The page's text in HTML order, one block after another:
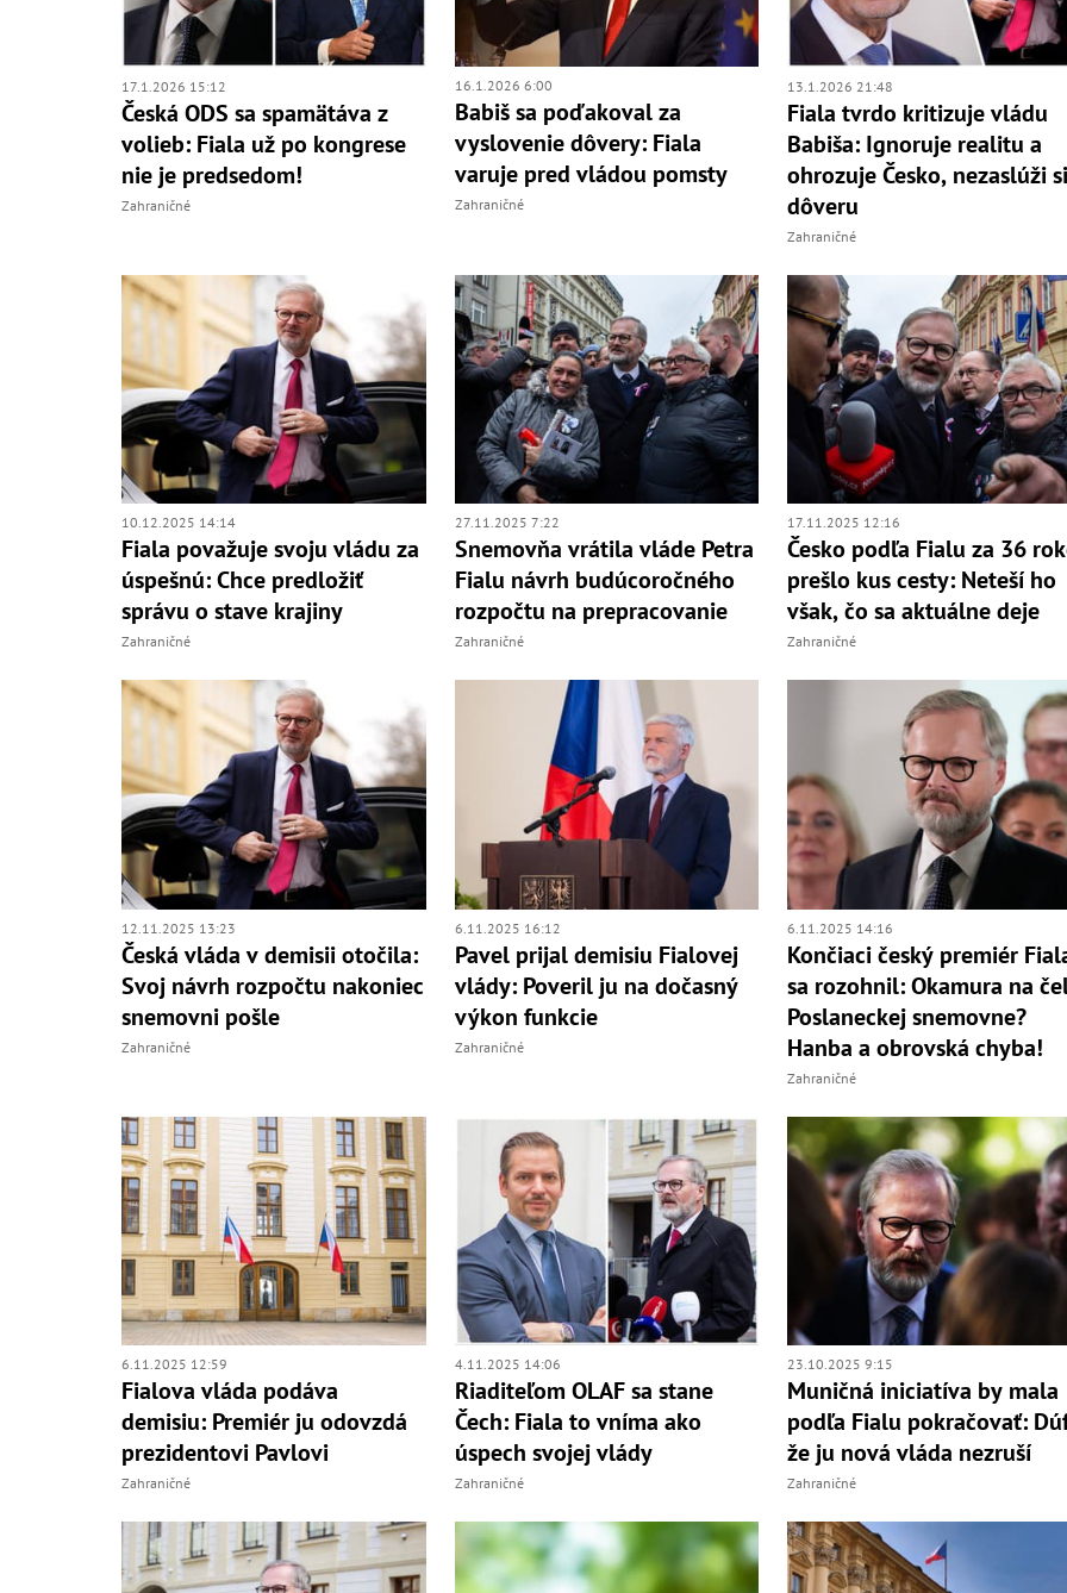
17.1.2026 15:12
Česká ODS sa spamätáva z
volieb: Fiala už po kongrese
nie je predsedom!
Zahraničné
16.1.2026 6:00
Babiš sa poďakoval za
vyslovenie dôvery: Fiala
varuje pred vládou pomsty
Zahraničné
13.1.2026 21:48
Fiala tvrdo kritizuje vládu
Babiša: Ignoruje realitu a
ohrozuje Česko, nezaslúži
dôveru
Zahraničné
10.12.2025 14:14
Fiala považuje svoju vládu za
úspešnú: Chce predložiť
správu o stave krajiny
Zahraničné
27.11.2025 7:22
Snemovňa vrátila vláde Petra
Fialu návrh budúcoročného
rozpočtu na prepracovanie
Zahraničné
17.11.2025 12:16
Česko podľa Fialu za 36
prešlo kus cesty: Neteší ho
však, čo sa aktuálne deje
Zahraničné
12.11.2025 13:23
Česká vláda v demisii otočila:
Svoj návrh rozpočtu nakoniec
snemovni pošle
Zahraničné
6.11.2025 16:12
Pavel prijal demisiu Fialovej
vlády: Poveril ju na dočasný
výkon funkcie
Zahraničné
6.11.2025 14:16
Končiaci český premiér
sa rozohnil: Okamura na
Poslaneckej snemovne?
Hanba a obrovská chyba!
Zahraničné
6.11.2025 12:59
Fialova vláda podáva
demisiu: Premiér ju odovzdá
prezidentovi Pavlovi
Zahraničné
4.11.2025 14:06
Riaditeľom OLAF sa stane
Čech: Fiala to vníma ako
úspech svojej vlády
Zahraničné
23.10.2025 9:15
Muničná iniciatíva by mala
podľa Fialu pokračovať:
že ju nová vláda nezruší
Zahraničné